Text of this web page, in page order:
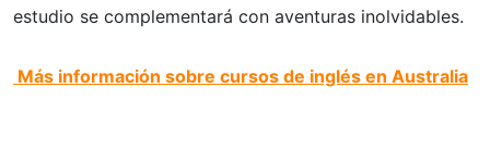
estudio se complementará con aventuras inolvidables.
Más información sobre cursos de inglés en Australia